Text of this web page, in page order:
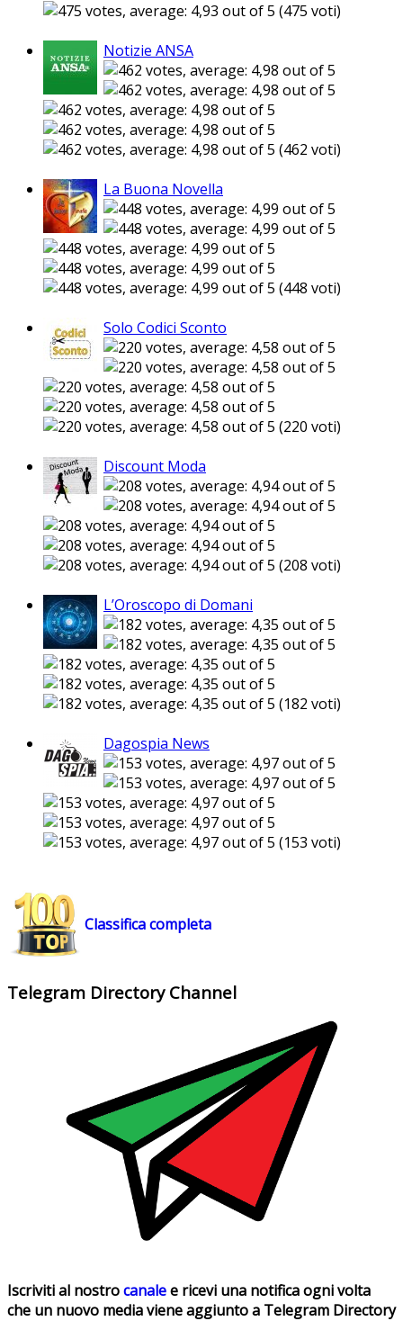
(475 voti)
Notizie ANSA
(462 voti)
La Buona Novella
(448 voti)
Solo Codici Sconto
(220 voti)
Discount Moda
(208 voti)
L’Oroscopo di Domani
(182 voti)
Dagospia News
(153 voti)
Classifica completa
Telegram Directory Channel
Iscriviti al nostrocanalee ricevi una notifica ogni volta
che un nuovo media viene aggiunto a Telegram Directory